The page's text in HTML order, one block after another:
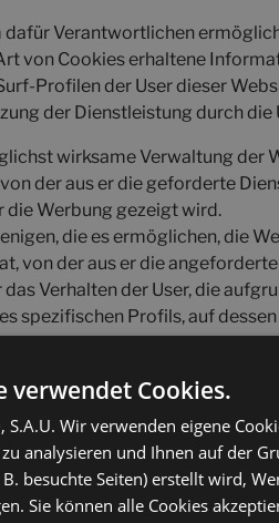
dafür Verantwortlichen
von Cookies erhaltene
Profilen der User dieser
der Dienstleistung durch die
wirksame Verwaltung der
der aus er die geforderte
die Werbung gezeigt wird.
die es ermöglichen, die
von der aus er die
Verhalten der User, die
spezifischen Profils, auf
type
Expiration Description
First-
party
2 hours
Dieses
Request
verwendet Cookies.
S.A.U. Wir verwenden eigene
analysieren und Ihnen auf der
besuchte Seiten) erstellt wird,
Sie können alle Cookies